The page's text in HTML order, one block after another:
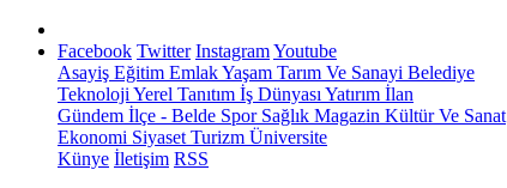
Facebook Twitter InstagramYoutube
Asayiş Eğitim EmlakYaşam Tarım Ve Sanayi Belediye
Teknoloji Yerel Tanıtım İş Dünyası Yatırım İlan
Gündem İlçe - Belde SporSağlık Magazin Kültür Ve Sanat
Ekonomi Siyaset Turizm Üniversite
Künye İletişim RSS